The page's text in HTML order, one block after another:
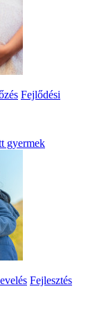
Fejlődési
gyermek
Fejlesztés